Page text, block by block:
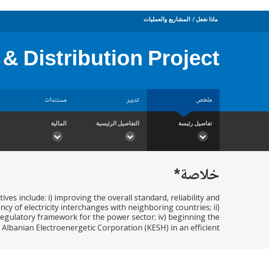
ماذا نفعل المشاريع والعمليات
Distribution Project
ملخص تدبير مستندات
تفاصيل رئيسة التفاصيل الرئيسية المالية
خلاصة*
include: i) improving the overall standard, reliability and
of electricity interchanges with neighboring countries; ii)
framework for the power sector; iv) beginning the
Electroenergetic Corporation (KESH) in an efficient...